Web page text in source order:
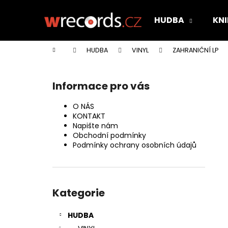
HUDBA
Domů HUDBA VINYL ZAHRANIČNÍ LP
Informace pro vás
O NÁS
KONTAKT
Napište nám
Obchodní podmínky
Podmínky ochrany osobních údajů
kategorie
Kategorie
HUDBA
í
Zpět
do
Zpět
do